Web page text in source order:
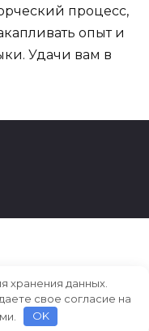
процесс,
опыт и
Удачи вам в
хранения данных.
свое согласие на
OK